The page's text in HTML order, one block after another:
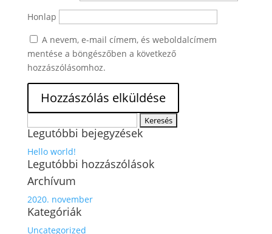
Honlap
A nevem, e-mail címem, és weboldalcímem
mentése a böngészőben a következő
hozzászólásomhoz.
Legutóbbi bejegyzések
Hello world!
Legutóbbi hozzászólások
Archívum
2020. november
Kategóriák
Uncategorized